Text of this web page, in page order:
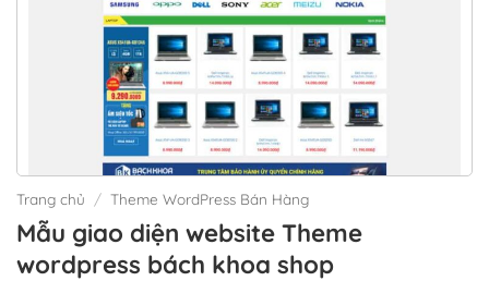
Trang chủ / Theme WordPress Bán Hàng
Mẫu giao diện website Theme
wordpress bách khoa shop